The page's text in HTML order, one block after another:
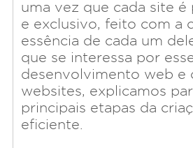
uma vez que cada site é
e exclusivo, feito com a
essência de cada um
que se interessa por
desenvolvimento web e
websites, explicamos
principais etapas da
eficiente.